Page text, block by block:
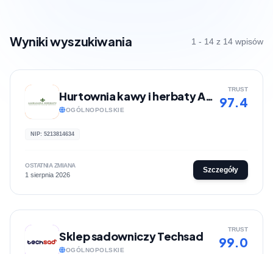
Wyniki wyszukiwania 1 - 14 z 14 wpisów
Hurtownia kawy i herbaty Ambasada Herbaty
OGÓLNOPOLSKIE
TRUST
97.4
NIP: 5213814634
OSTATNIA ZMIANA
1 sierpnia 2026
Szczegóły
Sklep sadowniczy Techsad
OGÓLNOPOLSKIE
TRUST
99.0